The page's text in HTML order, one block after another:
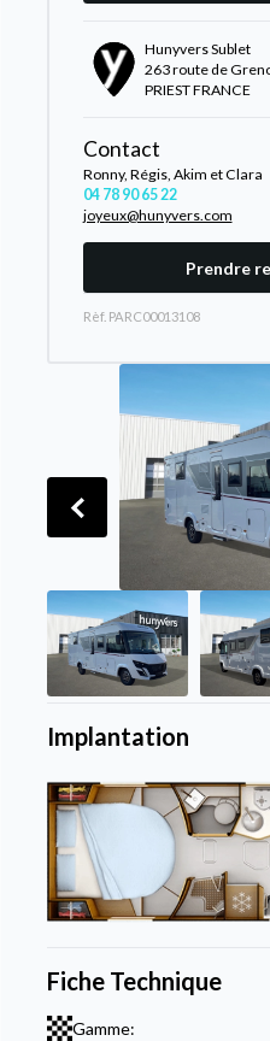
Hunyvers Sublet
263 route de
PRIEST FRANCE
Contact
Ronny, Régis, Akim et Clara
04 78 90 65 22
joyeux@hunyvers.com
Prendre
Rèf. PARC00013108
Implantation
Fiche Technique
Gamme: